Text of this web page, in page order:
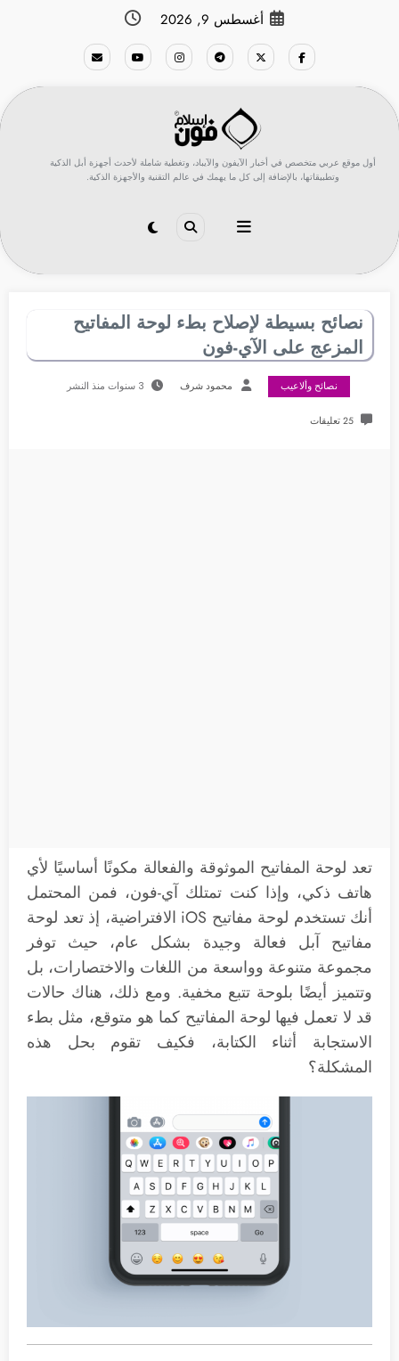
أغسطس 9, 2026
أول موقع عربي متخصص في أخبار الآيفون والآيباد، وتغطية شاملة لأحدث أجهزة أبل الذكية
وتطبيقاتها، بالإضافة إلى كل ما يهمك في عالم التقنية والأجهزة الذكية.
نصائح بسيطة لإصلاح بطء لوحة المفاتيح
المزعج على الآي-فون
نصائح وألاعيب محمود شرف 3 سنوات منذ النشر
25 تعليقات
تعد لوحة المفاتيح الموثوقة والفعالة مكونًا أساسيًا لأي
هاتف ذكي، وإذا كنت تمتلك آي-فون، فمن المحتمل
أنك تستخدم لوحة مفاتيح iOS الافتراضية، إذ تعد لوحة
مفاتيح آبل فعالة وجيدة بشكل عام، حيث توفر
مجموعة متنوعة وواسعة من اللغات والاختصارات، بل
وتتميز أيضًا بلوحة تتبع مخفية. ومع ذلك، هناك حالات
قد لا تعمل فيها لوحة المفاتيح كما هو متوقع، مثل بطء
الاستجابة أثناء الكتابة، فكيف تقوم بحل هذه
المشكلة؟